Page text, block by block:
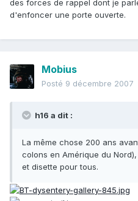
des forces de rappel dont je
d'enfoncer une porte ouverte.
Mobius
Posté 9 décembre 2007
h16 a dit :
La même chose 200 ans
colons en Amérique du
et disette pour tous.